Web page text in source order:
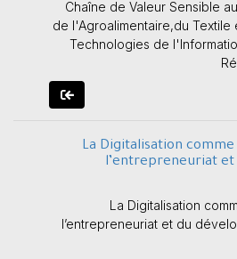
Chaîne de Valeur Sensible
de l'Agroalimentaire,du
Technologies de
La Digitalisation
l’entrepreneuriat
La Digitalisation
l’entrepreneuriat et du